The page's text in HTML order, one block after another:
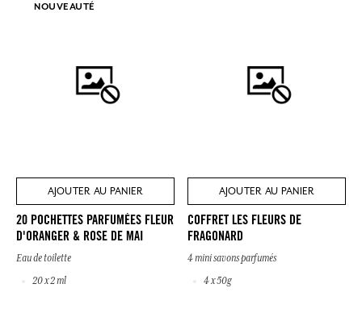
NOUVEAUTÉ
AJOUTER AU PANIER
20 POCHETTES PARFUMÉES FLEUR
D'ORANGER & ROSE DE MAI
Eau de toilette
20 x 2 ml
AJOUTER AU PANIER
COFFRET LES FLEURS DE
FRAGONARD
4 mini savons parfumés
4 x 50g